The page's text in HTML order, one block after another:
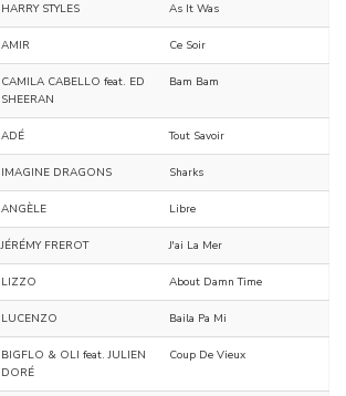
HARRY STYLES As It Was
AMIR Ce Soir
CAMILA CABELLO feat. ED
SHEERAN
Bam Bam
ADÉ Tout Savoir
IMAGINE DRAGONS Sharks
ANGÈLE Libre
JÉRÉMY FREROT J'ai La Mer
LIZZO About Damn Time
LUCENZO Baila Pa Mi
BIGFLO & OLI feat. JULIEN
DORÉ
Coup De Vieux